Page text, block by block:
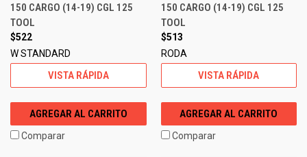
150 CARGO (14-19) CGL 125
TOOL
$522
W STANDARD
VISTA RÁPIDA
AGREGAR AL CARRITO
Comparar
150 CARGO (14-19) CGL 125
TOOL
$513
RODA
VISTA RÁPIDA
AGREGAR AL CARRITO
Comparar